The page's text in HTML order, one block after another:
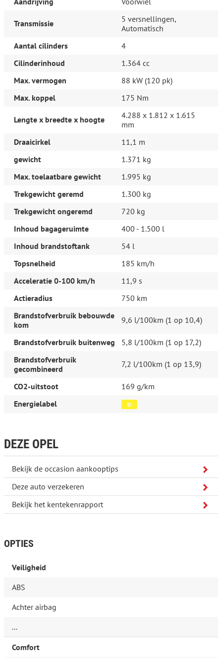
Meer informatie Alle auto's worden zonder extra kosten rijklaar
afgeleverd. Ons Servicepakket kost 995 extra - zie laatste foto.
onze scherpe rentes!
< i>
Transmissie
5 versnellingen,
Automatisch
Aantal cilinders
4
Cilinderinhoud
1.364 cc
Max. vermogen
88 kW (120 pk)
Max. koppel
175 Nm
Lengte x breedte x hoogte
4.288 x 1.812 x 1.615
mm
Draaicirkel
11,1 m
gewicht
1.371 kg
Max. toelaatbare gewicht
1.995 kg
Trekgewicht geremd
1.300 kg
Trekgewicht ongeremd
720 kg
Inhoud bagageruimte
400 - 1.500 l
Inhoud brandstoftank
54 l
Topsnelheid
185 km/h
Acceleratie 0-100 km/h
11,9 s
Actieradius
750 km
Brandstofverbruik bebouwde
kom
9,6 l/100km (1 op 10,4)
Brandstofverbruik buitenweg
5,8 l/100km (1 op 17,2)
Brandstofverbruik
gecombineerd
7,2 l/100km (1 op 13,9)
CO2-uitstoot
169 g/km
Energielabel
D
DEZE OPEL
Bekijk de occasion aankooptips
Deze auto verzekeren
Bekijk het kentekenrapport
OPTIES
Veiligheid
ABS
Achter airbag
...
Comfort